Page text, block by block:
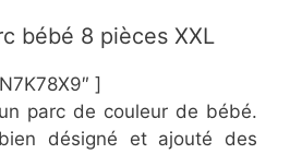
bébé 8 pièces XXL
]
parc de couleur de bébé.
désigné et ajouté des